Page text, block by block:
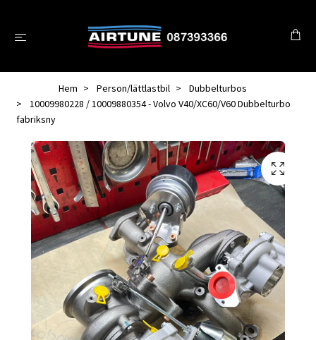
Hem Person/lättlastbil
Dubbelturbos
10009980228 / 10009880354 - Volvo V40/XC60/V60 Dubbelturbo
fabriksny